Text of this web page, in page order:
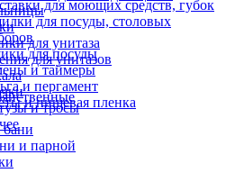
для унитаза
для унитазов
и тросы
для моющих средств, губок
для посуды, столовых
для посуды
и таймеры
и пергамент
и пищевая пленка
бани
и парной